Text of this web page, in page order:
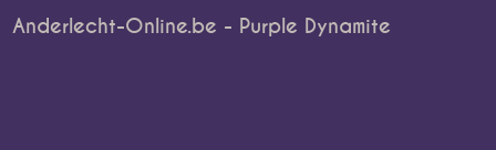
Anderlecht-Online.be - Purple Dynamite